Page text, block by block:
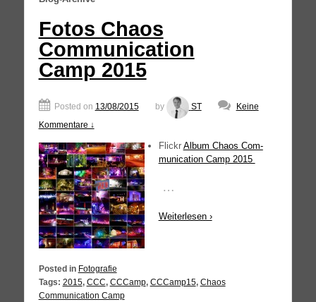
Fotos Chaos
Communication
Camp 2015
Posted on 13/08/2015 by ST
Keine
Kommentare ↓
Flickr Album Cha­os Com­
mu­ni­ca­ti­on Camp 2015
…
Wei­ter­le­sen ›
Posted in Fotografie
Tags: 2015, CCC, CCCamp, CCCamp15, Chaos
Communication Camp